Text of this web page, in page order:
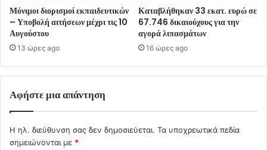
Μόνιμοι διορισμοί εκπαιδευτικών
– Υποβολή αιτήσεων μέχρι τις 10
Αυγούστου
13 ώρες ago
Καταβλήθηκαν 33 εκατ. ευρώ σε
67.746 δικαιούχους για την
αγορά λιπασμάτων
16 ώρες ago
Αφήστε μια απάντηση
Η ηλ. διεύθυνση σας δεν δημοσιεύεται. Τα υποχρεωτικά πεδία
σημειώνονται με *